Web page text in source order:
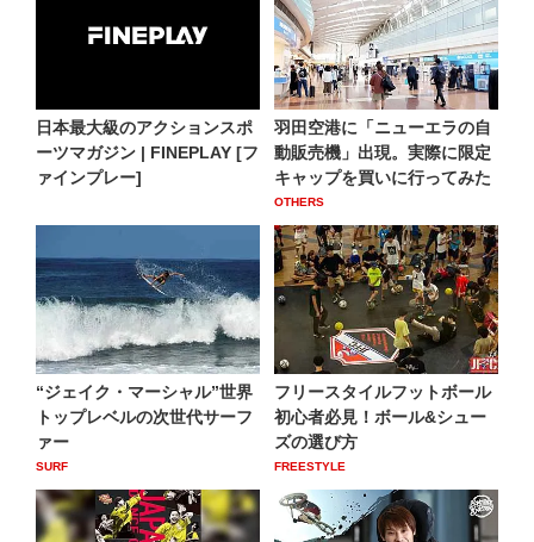
日本最大級のアクションスポ
ーツマガジン | FINEPLAY [フ
ァインプレー]
羽田空港に「ニューエラの自
動販売機」出現。実際に限定
キャップを買いに行ってみた
OTHERS
“ジェイク・マーシャル”世界
トップレベルの次世代サーフ
ァー
SURF
フリースタイルフットボール
初心者必見！ボール&シュー
ズの選び方
FREESTYLE